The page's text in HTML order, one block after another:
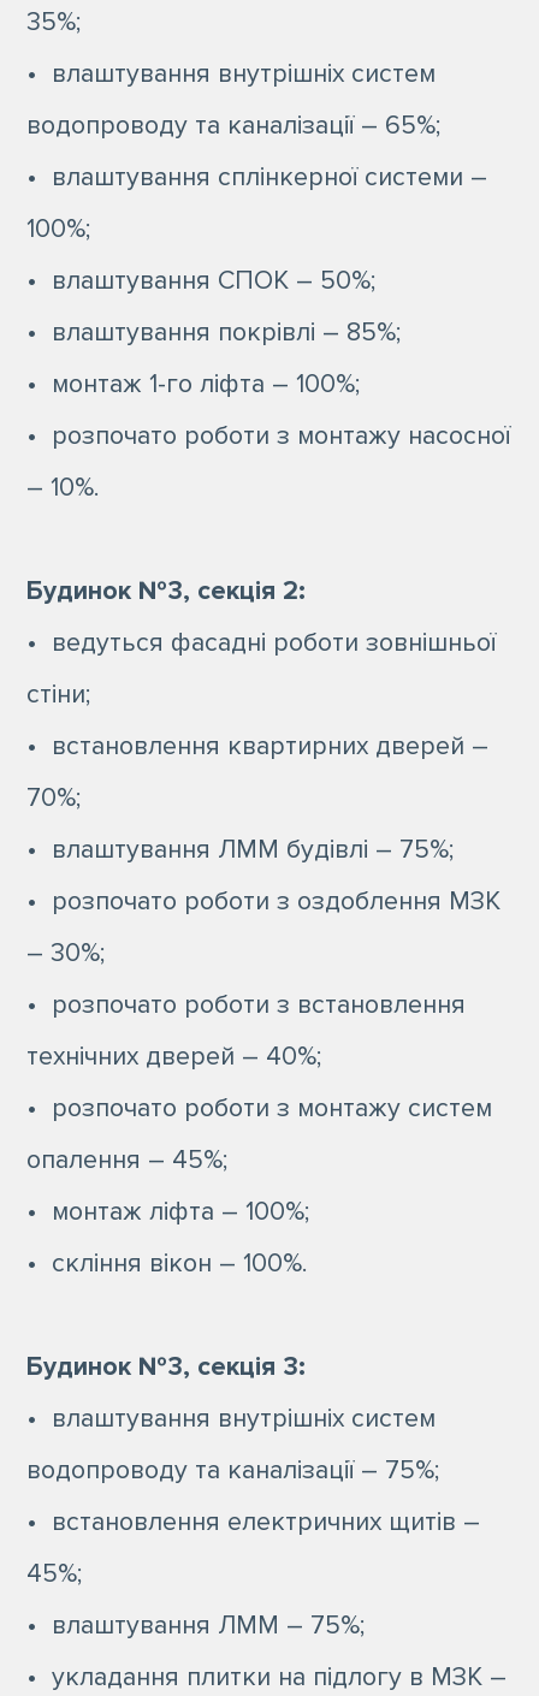
35%;
• влаштування внутрішніх систем
водопроводу та каналізації – 65%;
• влаштування сплінкерної системи –
100%;
• влаштування СПОК – 50%;
• влаштування покрівлі – 85%;
• монтаж 1-го ліфта – 100%;
• розпочато роботи з монтажу насосної
– 10%.
Будинок №3, секція 2:
• ведуться фасадні роботи зовнішньої
стіни;
• встановлення квартирних дверей –
70%;
• влаштування ЛММ будівлі – 75%;
• розпочато роботи з оздоблення МЗК
– 30%;
• розпочато роботи з встановлення
технічних дверей – 40%;
• розпочато роботи з монтажу систем
опалення – 45%;
• монтаж ліфта – 100%;
• скління вікон – 100%.
Будинок №3, секція 3:
• влаштування внутрішніх систем
водопроводу та каналізації – 75%;
• встановлення електричних щитів –
45%;
• влаштування ЛММ – 75%;
• укладання плитки на підлогу в МЗК –